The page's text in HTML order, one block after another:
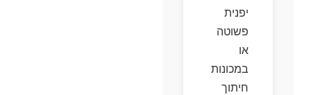
יפנית
פשוטה
או
במכונות
חיתוך